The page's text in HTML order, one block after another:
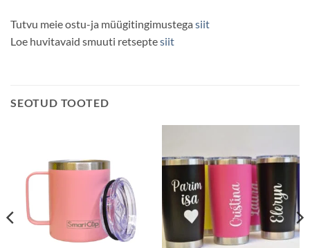
Tutvu meie ostu-ja müügitingimustega siit
Loe huvitavaid smuuti retseptesiit
SEOTUD TOOTED